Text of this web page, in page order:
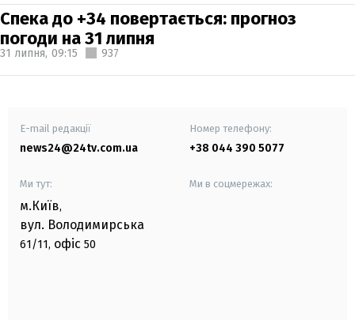
Спека до +34 повертається: прогноз
погоди на 31 липня
31 липня, 09:15 937
E-mail редакції
news24@24tv.com.ua
Номер телефону:
+38 044 390 5077
Ми тут:
м.Київ,
вул. Володимирська
61/11, офіс 50
Ми в соцмережах: